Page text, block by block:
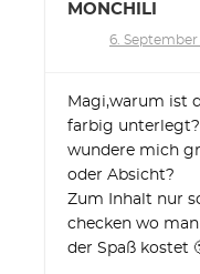
MONCHILI
6. September
Magi,warum ist
farbig
wundere mich
oder Absicht?
Zum Inhalt nur
checken wo
der Spaß kostet